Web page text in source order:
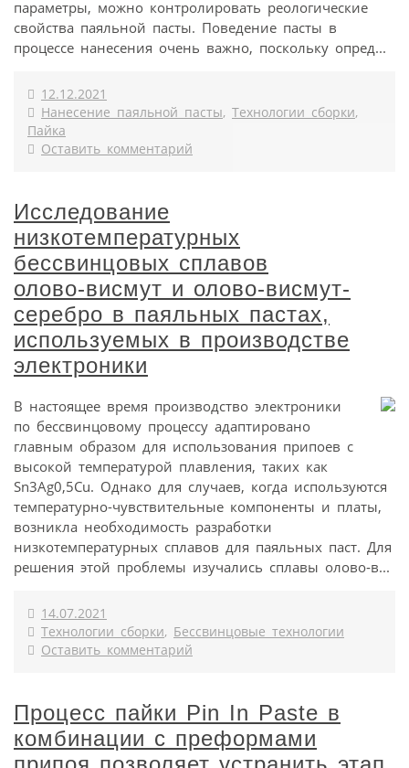
параметры, можно контролировать реологические
свойства паяльной пасты. Поведение пасты в
процессе нанесения очень важно, поскольку опред...
12.12.2021
Нанесение паяльной пасты, Технологии сборки,
Пайка
Оставить комментарий
Исследование
низкотемпературных
бессвинцовых сплавов
олово‑висмут и олово‑висмут-
серебро в паяльных пастах,
используемых в производстве
электроники
В настоящее время производство электроники
по бессвинцовому процессу адаптировано
главным образом для использования припоев с
высокой температурой плавления, таких как
Sn3Ag0,5Cu. Однако для случаев, когда используются
температурно-чувствительные компоненты и платы,
возникла необходимость разработки
низкотемпературных сплавов для паяльных паст. Для
решения этой проблемы изучались сплавы олово‑в...
14.07.2021
Технологии сборки, Бессвинцовые технологии
Оставить комментарий
Процесс пайки Pin In Paste в
комбинации с преформами